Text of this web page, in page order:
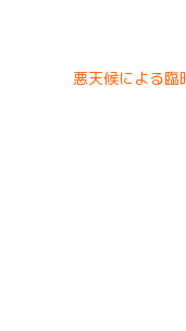
悪天候による臨